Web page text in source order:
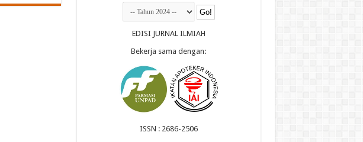
EDISI JURNAL ILMIAH
Bekerja sama dengan:
ISSN : 2686-2506